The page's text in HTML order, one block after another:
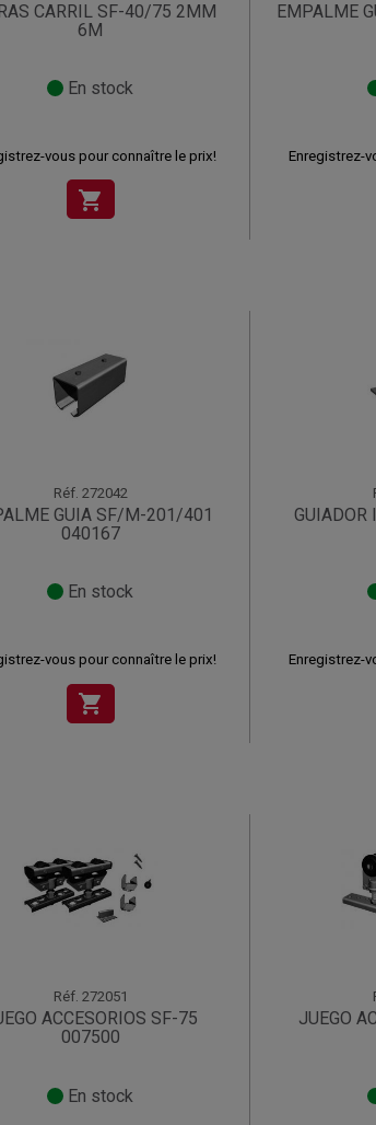
CARRIL SF-40/75 2MM
6M
En stock
vous pour connaître le prix!
shopping_cart
EMPALME
Enregistrez-
Réf. 272042
GUIA SF/M-201/401
040167
En stock
vous pour connaître le prix!
shopping_cart
GUIADOR
Enregistrez-
Réf. 272051
ACCESORIOS SF-75
007500
En stock
JUEGO